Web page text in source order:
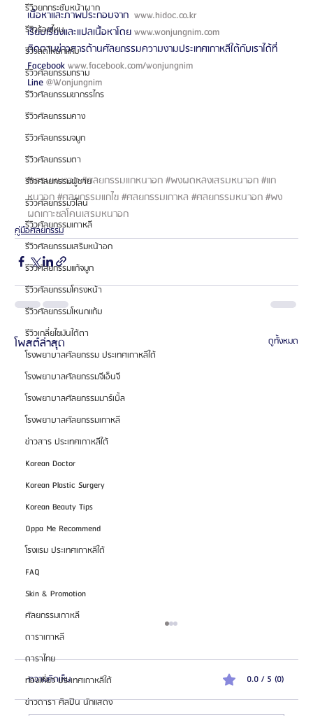
รีวิวยกกระชับหน้าผาก
รีวิวร้อยไหม
รีวิวลดโหนกแก้ม
รีวิวศัลยกรรมกราม
รีวิวศัลยกรรมขากรรไกร
รีวิวศัลยกรรมคาง
รีวิวศัลยกรรมจมูก
รีวิวศัลยกรรมตา
รีวิวศัลยกรรมผู้ชาย
รีวิวศัลยกรรมวีไลน์
รีวิวศัลยกรรมเกาหลี
รีวิวศัลยกรรมเสริมหน้าอก
รีวิวศัลยกรรมแก้จมูก
รีวิวศัลยกรรมโครงหน้า
รีวิวศัลยกรรมโหนกแก้ม
รีวิวเกลี่ยไขมันใต้ตา
โรงพยาบาลศัลยกรรม ประเทศเกาหลีใต้
โรงพยาบาลศัลยกรรมจีเอ็นจี
โรงพยาบาลศัลยกรรมมาร์เบิ้ล
โรงพยาบาลศัลยกรรมเกาหลี
ข่าวสาร ประเทศเกาหลีใต้
Korean Doctor
Korean Plastic Surgery
Korean Beauty Tips
Oppa Me Recommend
โรงแรม ประเทศเกาหลีใต้
FAQ
Skin & Promotion
ศัลยกรรมเกาหลี
ดาราเกาหลี
ดาราไทย
ท่องเที่ยว ประเทศเกาหลีใต้
ข่าวดารา ศิลปิน นักแสดง
เนื้อหาและภาพประกอบจาก www.hidoc.co.kr
เรียบเรียงและแปลเนื้อหาโดย www.wonjungnim.com
ติดตามข่าวสารด้านศัลยกรรมความงามประเทศเกาหลีใต้กับเราได้ที่
Facebook www.facebook.com/wonjungnim
Line @Wonjungnim
#เสรมหนาอก#ศลยกรรมแกหนาอก#พงผดหลงเสรมหนาอก#แก
หนาอก#ศลยกรรมแกไข#ศลยกรรมเกาหล #ศลยกรรมหนาอก#พง
ผดเกาะซลโคนเสรมหนาอก
คู่มือศัลยกรรม
โพสต์ล่าสุด ดูทั้งหมด
ความคิดเห็น 0.0 / 5 (0)